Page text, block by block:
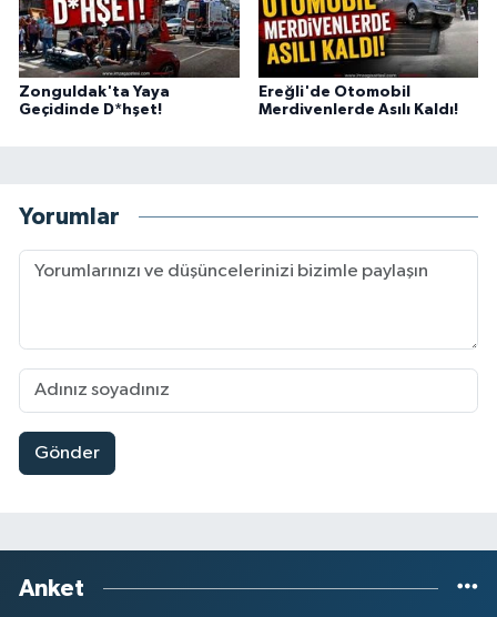
Zonguldak'ta Yaya
Geçidinde D*hşet!
Ereğli'de Otomobil
Merdivenlerde Asılı Kaldı!
Yorumlar
Gönder
Anket